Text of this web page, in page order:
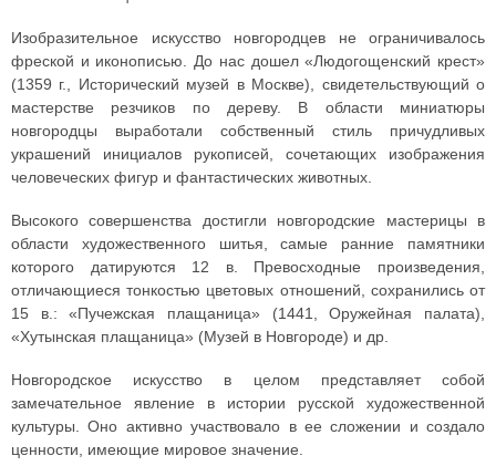
Изобразительное искусство новгородцев не ограничивалось
фреской и иконописью. До нас дошел «Людогощенский крест»
(1359 г., Исторический музей в Москве), свидетельствующий о
мастерстве резчиков по дереву. В области миниатюры
новгородцы выработали собственный стиль причудливых
украшений инициалов рукописей, сочетающих изображения
человеческих фигур и фантастических животных.
Высокого совершенства достигли новгородские мастерицы в
области художественного шитья, самые ранние памятники
которого датируются 12 в. Превосходные произведения,
отличающиеся тонкостью цветовых отношений, сохранились от
15 в.: «Пучежская плащаница» (1441, Оружейная палата),
«Хутынская плащаница» (Музей в Новгороде) и др.
Новгородское искусство в целом представляет собой
замечательное явление в истории русской художественной
культуры. Оно активно участвовало в ее сложении и создало
ценности, имеющие мировое значение.